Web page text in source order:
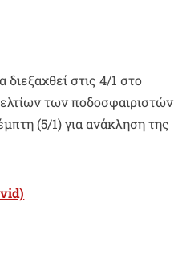
στις 4/1 στο
των ποδοσφαιριστών
(5/1) για ανάκληση της